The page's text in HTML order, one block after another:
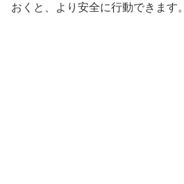
おくと、より安全に行動できます。